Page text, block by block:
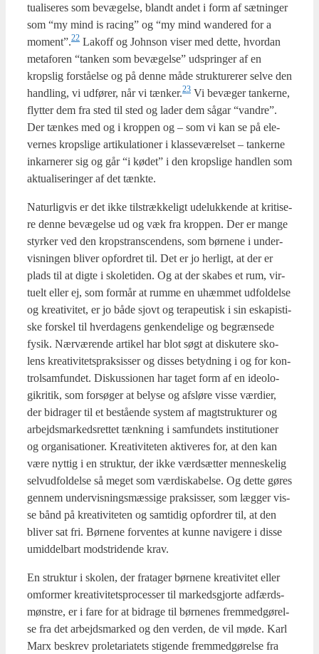
tu­a­li­se­res som bevæ­gel­se, blandt andet i form af sæt­nin­ger
som “my mind is racing” og “my mind wan­de­red for a
moment”.22 Lakoff og John­son viser med det­te, hvor­dan
meta­for­en “tan­ken som bevæ­gel­se” udsprin­ger af en
krops­lig for­stå­el­se og på den­ne måde struk­tu­re­rer sel­ve den
hand­ling, vi udfø­rer, når vi tænker.23 Vi bevæ­ger tan­ker­ne,
flyt­ter dem fra sted til sted og lader dem sågar “van­dre”.
Der tæn­kes med og i krop­pen og – som vi kan se på ele­
ver­nes krops­li­ge arti­ku­la­tio­ner i klas­se­væ­rel­set – tan­ker­ne
inkar­ne­rer sig og går “i kødet” i den krops­li­ge hand­len som
aktu­a­li­se­rin­ger af det tænk­te.
Natur­lig­vis er det ikke til­stræk­ke­ligt ude­luk­ken­de at kri­ti­se­
re den­ne bevæ­gel­se ud og væk fra krop­pen. Der er man­ge
styr­ker ved den kro­p­strans­cen­dens, som bør­ne­ne i under­
vis­nin­gen bli­ver opfor­dret til. Det er jo her­ligt, at der er
plads til at dig­te i sko­le­ti­den. Og at der ska­bes et rum, vir­
tu­elt eller ej, som for­mår at rum­me en uhæm­met udfol­del­se
og kre­a­ti­vi­tet, er jo både sjovt og tera­pe­u­tisk i sin eska­pi­sti­
ske for­skel til hver­da­gens gen­ken­de­li­ge og begræn­se­de
fysik. Nær­væ­ren­de arti­kel har blot søgt at dis­ku­te­re sko­
lens kre­a­ti­vi­tets­prak­sis­ser og dis­ses betyd­ning i og for kon­
trol­sam­fun­det. Dis­kus­sio­nen har taget form af en ide­o­lo­
gik­ri­tik, som for­sø­ger at bely­se og afslø­re vis­se vær­di­er,
der bidra­ger til et bestå­en­de system af magtstruk­tu­rer og
arbejds­mar­keds­ret­tet tænk­ning i sam­fun­dets insti­tu­tio­ner
og orga­ni­sa­tio­ner. Kre­a­ti­vi­te­ten akti­ve­res for, at den kan
være nyt­tig i en struk­tur, der ikke værds­æt­ter men­ne­ske­lig
sel­vud­fol­del­se så meget som vær­di­ska­bel­se. Og det­te gøres
gen­nem under­vis­nings­mæs­si­ge prak­sis­ser, som læg­ger vis­
se bånd på kre­a­ti­vi­te­ten og sam­ti­dig opfor­drer til, at den
bli­ver sat fri. Bør­ne­ne for­ven­tes at kun­ne navi­ge­re i dis­se
umid­del­bart mod­stri­den­de krav.
En struk­tur i sko­len, der fra­ta­ger bør­ne­ne kre­a­ti­vi­tet eller
omfor­mer kre­a­ti­vi­tets­pro­ces­ser til mar­keds­gjor­te adfærds­
møn­stre, er i fare for at bidra­ge til bør­ne­nes frem­med­gø­rel­
se fra det arbejds­mar­ked og den ver­den, de vil møde. Karl
Marx beskrev pro­le­ta­ri­a­tets sti­gen­de frem­med­gø­rel­se fra